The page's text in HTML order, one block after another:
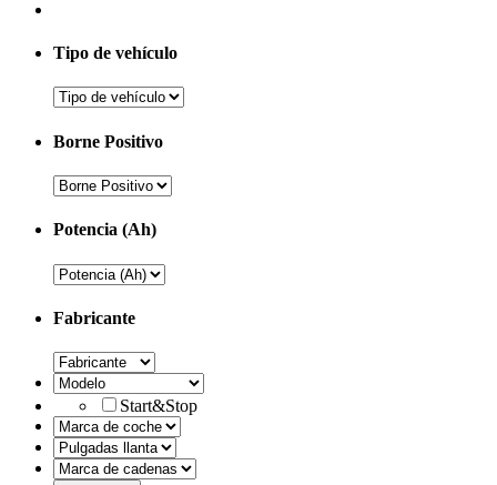
Tipo de vehículo
Borne Positivo
Potencia (Ah)
Fabricante
Start&Stop